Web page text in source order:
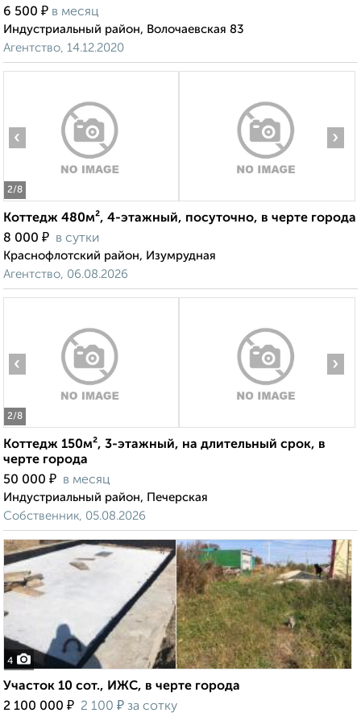
6 500 ₽ в месяц
Индустриальный район, Волочаевская 83
Агентство, 14.12.2020
2/8
‹ ›
Коттедж 480м², 4-этажный, посуточно, в черте города
8 000 ₽ в сутки
Краснофлотский район, Изумрудная
Агентство, 06.08.2026
2/8
‹ ›
Коттедж 150м², 3-этажный, на длительный срок, в
черте города
50 000 ₽ в месяц
Индустриальный район, Печерская
Собственник, 05.08.2026
4
Участок 10 сот., ИЖС, в черте города
2 100 000 ₽ 2 100 ₽ за сотку